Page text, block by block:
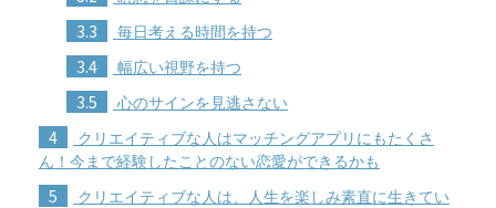
3.3 毎日考える時間を持つ
3.4 幅広い視野を持つ
3.5 心のサインを見逃さない
4
クリエイティブな人はマッチングアプリにもたくさ
ん！今まで経験したことのない恋愛ができるかも
5
クリエイティブな人は、人生を楽しみ素直に生きてい